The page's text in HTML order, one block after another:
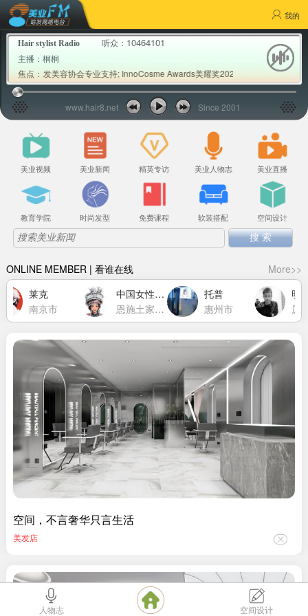
我的
Hair stylist Radio 听众： 10464101
主播：桐桐
焦点：
谢中国美发美容协会专业支持; InnoCosme Awards美耀奖2026首批权威专家评审
www.hair8.net Since 2001
美业视频 美业新闻 精英专访 美业人物志 美业直播
教育学院 时尚发型 免费课程 软装搭配 空间设计
ONLINE MEMBER | 看谁在线
More>>
莱克
南京市
中国女性力量萧莉洁
恩施土家族苗族自治州
托普
惠州市
明
厦
空间，不言奢华只言生活
美发店
人物志 空间设计